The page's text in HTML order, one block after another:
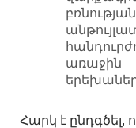
առաջին
Հարկ է ընդգծել,